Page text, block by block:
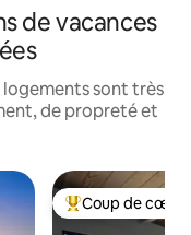
de vacances
logements sont très
de propreté et
Coups de cœur
Coup de cœur